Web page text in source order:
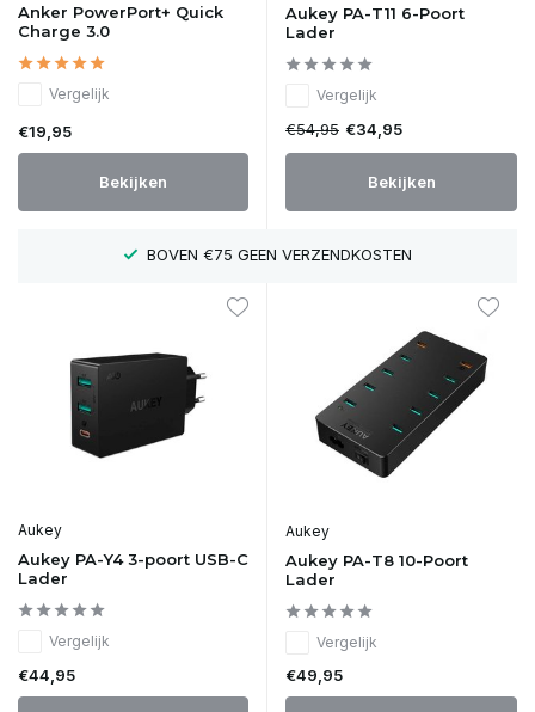
Anker PowerPort+ Quick
Charge 3.0
Vergelijk
€19,95
Bekijken
Aukey PA-T11 6-Poort
Lader
Vergelijk
€54,95 €34,95
Bekijken
BOVEN €75 GEEN VERZENDKOSTEN
Aukey
Aukey PA-Y4 3-poort USB-C
Lader
Vergelijk
€44,95
Aukey
Aukey PA-T8 10-Poort
Lader
Vergelijk
€49,95